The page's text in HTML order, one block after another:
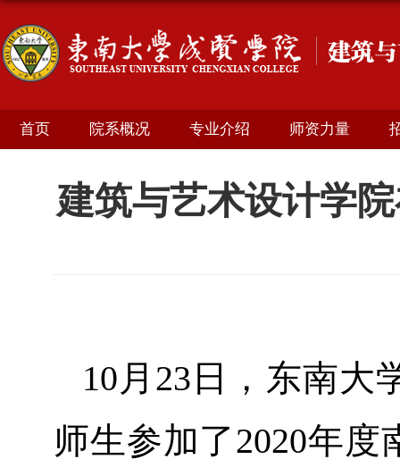
首页 院系概况 专业介绍 师资力量
建筑与艺术设计学
10月23日，东南大
师生参加了2020年